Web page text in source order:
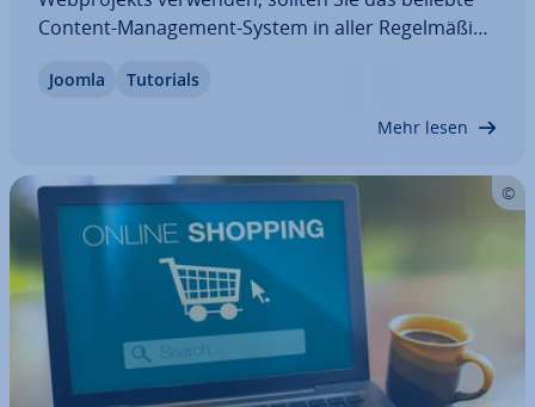
Content-Ma­nage­ment-System in aller Re­gel­mä­ßig­
nämlich u. a. dafür, dass bekannte Schwach­stel­len
Joomla Tutorials
Mehr lesen